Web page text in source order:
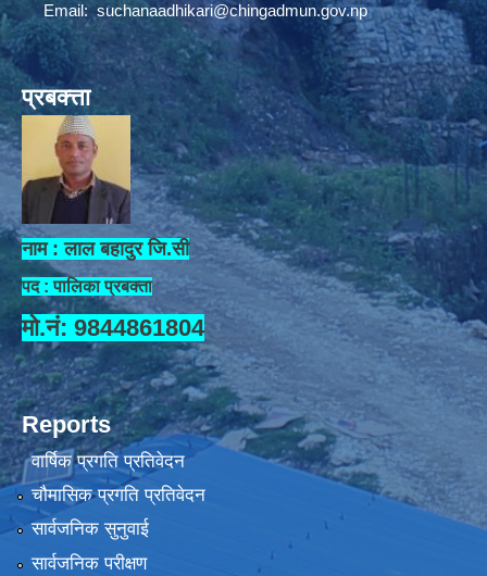
Email:suchanaadhikari@chingadmun.gov.np
प्रबक्त्ता
नाम : लाल बहादुर जि.सी
पद : पालिका प्रबक्ता
मो.नं: 9844861804
Reports
वार्षिक प्रगति प्रतिवेदन
चौमासिक प्रगति प्रतिवेदन
सार्वजनिक सुनुवाई
सार्वजनिक परीक्षण